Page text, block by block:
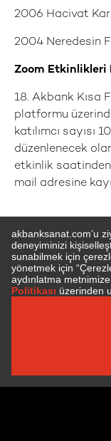
2006 Hacivat
2004 Neredesin
Zoom Etkinlikleri
18. Akbank Kısa
platformu
katılımcı sayısı
düzenlenecek
etkinlik
mail adresine